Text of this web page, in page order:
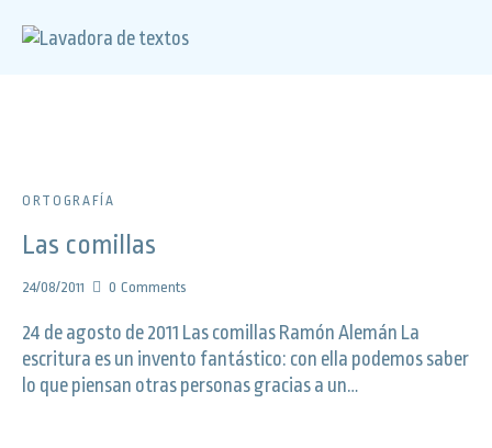
ORTOGRAFÍA
Las comillas
24/08/2011 0 Comments
24 de agosto de 2011 Las comillas Ramón Alemán La
escritura es un invento fantástico: con ella podemos saber
lo que piensan otras personas gracias a un…